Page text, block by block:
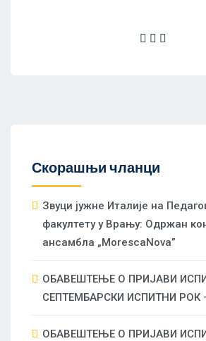
Скорашњи чланци
Звуци јужне Италије на
факултету у Врању: Одржан
ансамбла „MorescaNova”
ОБАВЕШТЕЊЕ О ПРИЈАВИ
СЕПТЕМБАРСКИ ИСПИТНИ РОК
ОБАВЕШТЕЊЕ О ПРИЈАВИ